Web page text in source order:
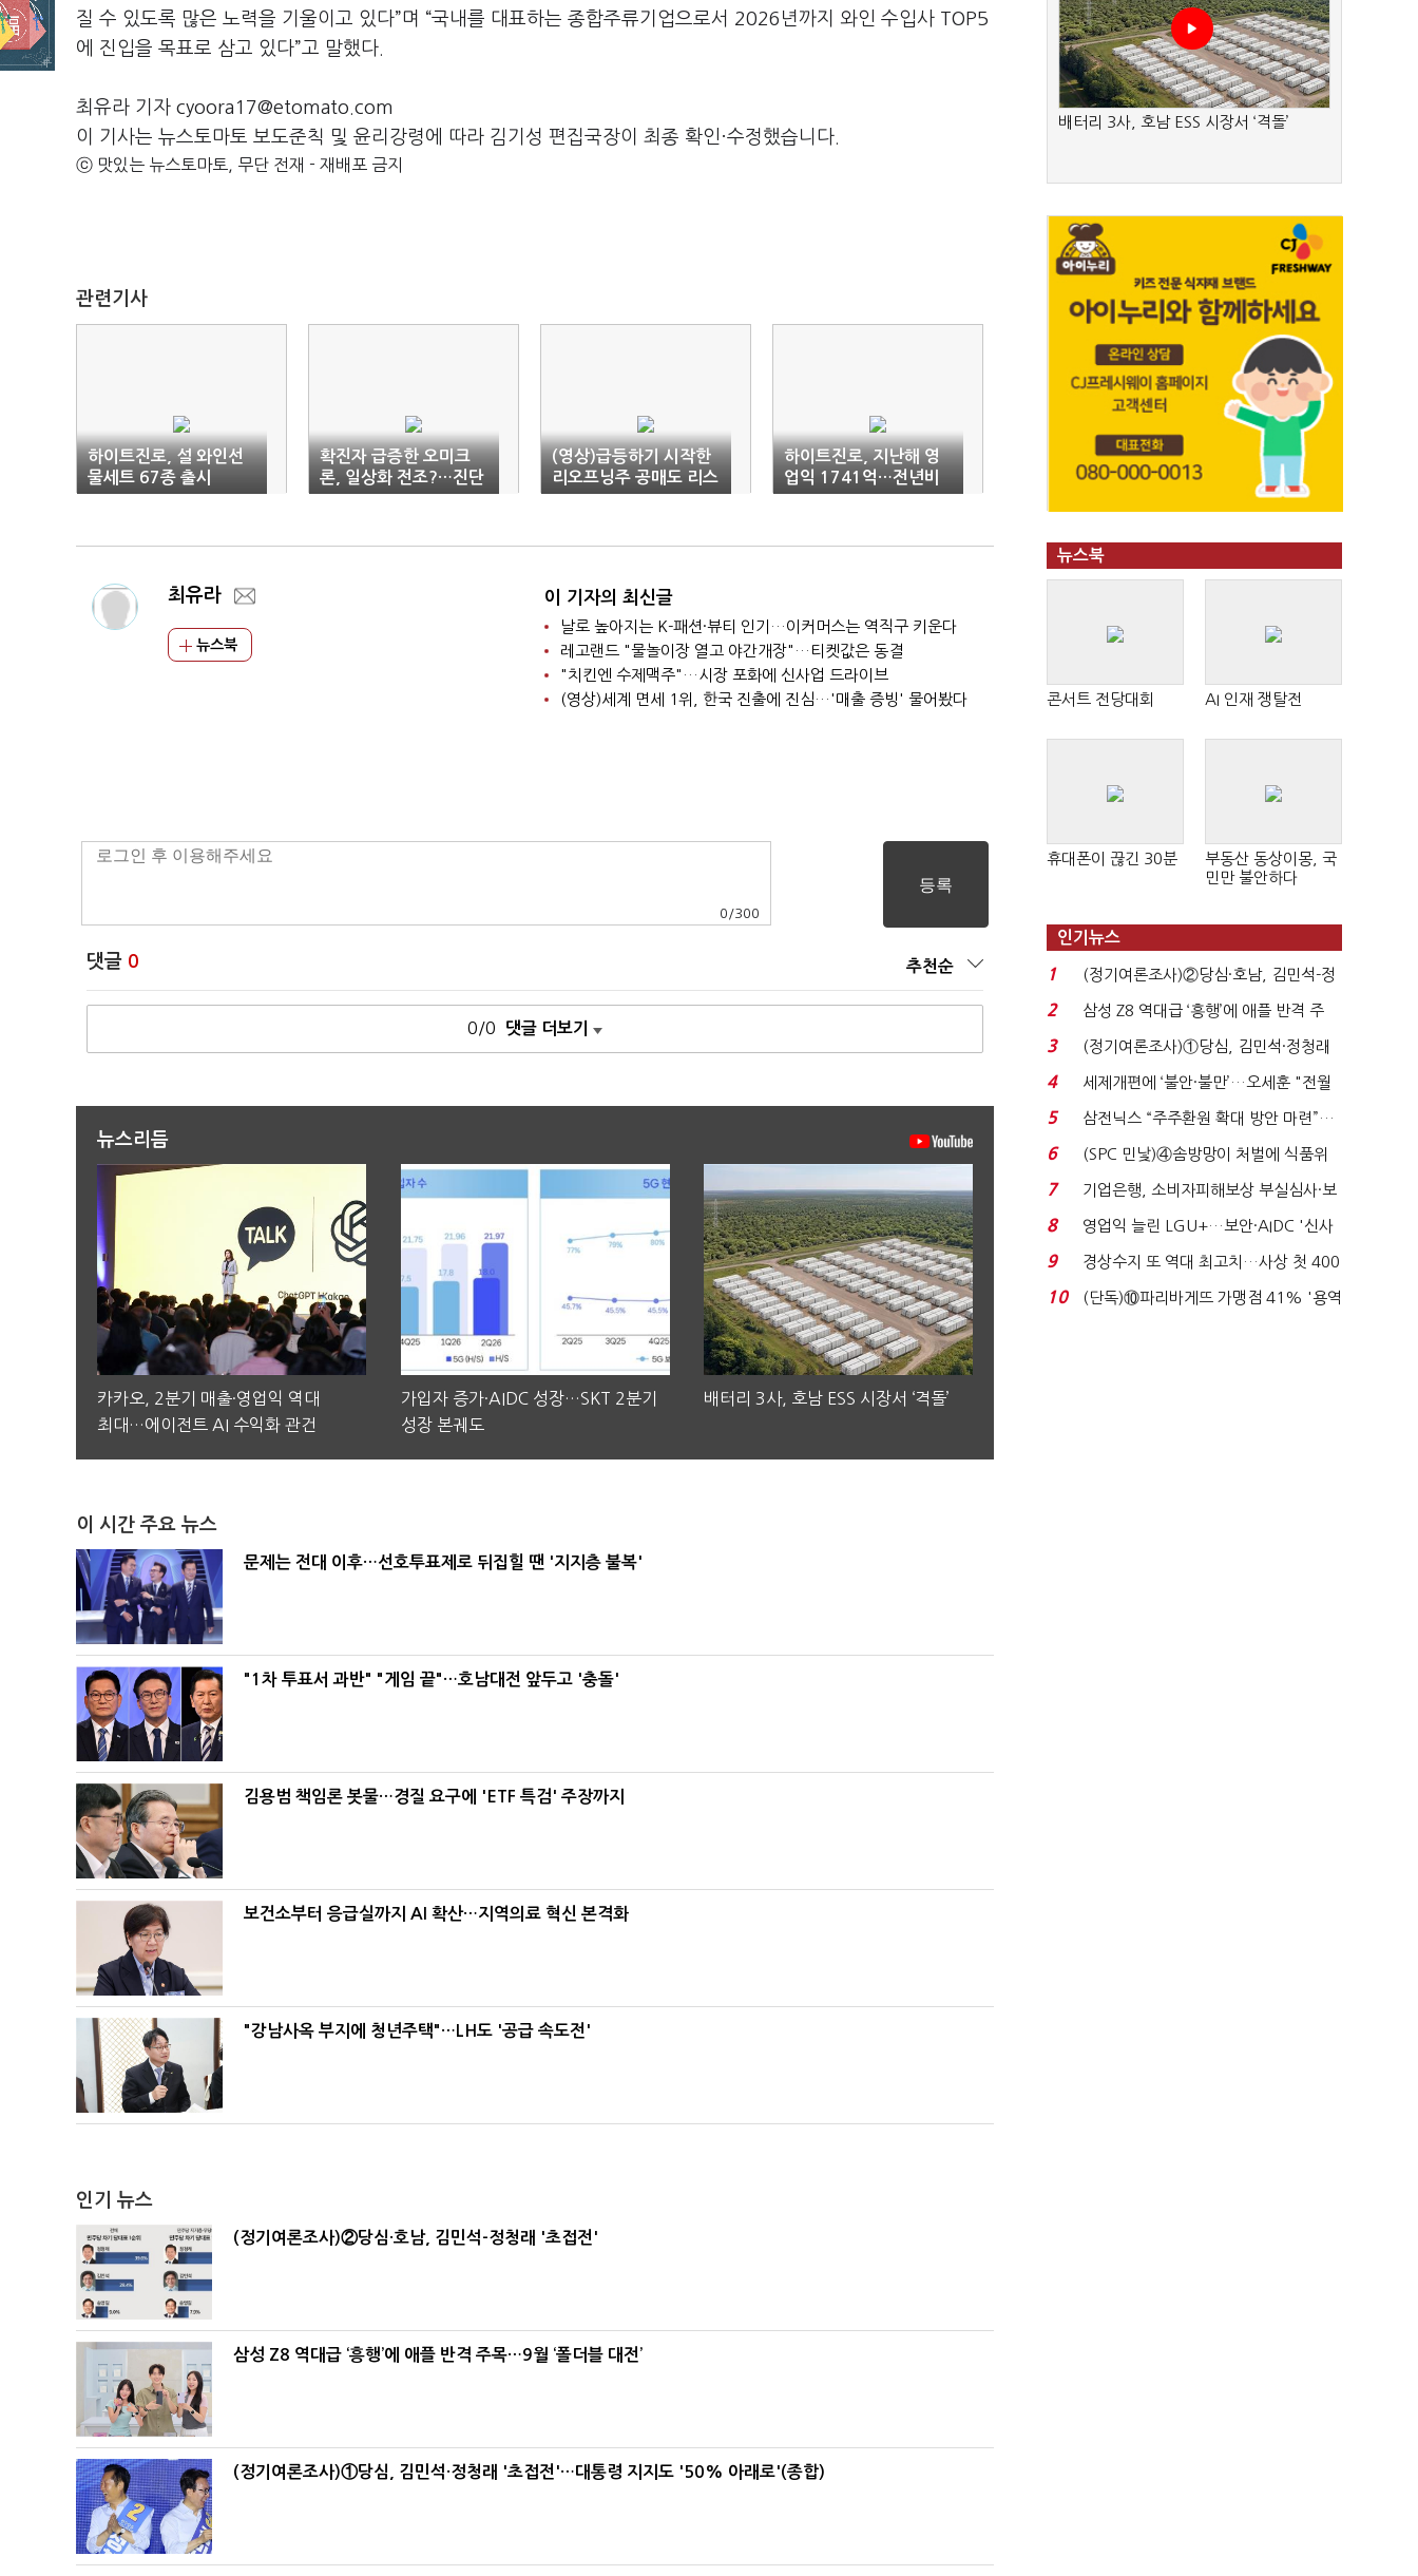
질 수 있도록 많은 노력을 기울이고 있다”며 “국내를 대표하는 종합주류기업으로서 2026년까지 와인 수입사 TOP5
에 진입을 목표로 삼고 있다”고 말했다.
최유라 기자 cyoora17@etomato.com
이 기사는 뉴스토마토 보도준칙 및 윤리강령에 따라 김기성 편집국장이 최종 확인·수정했습니다.
ⓒ 맛있는 뉴스토마토, 무단 전재 - 재배포 금지
관련기사
하이트진로, 설 와인선
물세트 67종 출시
확진자 급증한 오미크
론, 일상화 전조?…진단
키트·리오프닝 테마주
(영상)급등하기 시작한
리오프닝주 공매도 리스
크 주의보…옥석가리기
하이트진로, 지난해 영
업익 1741억…전년비
12.3%↓
최유라
뉴스북
이 기자의 최신글
날로 높아지는 K-패션·뷰티 인기…이커머스는 역직구 키운다
레고랜드 "물놀이장 열고 야간개장"…티켓값은 동결
"치킨엔 수제맥주"…시장 포화에 신사업 드라이브
(영상)세계 면세 1위, 한국 진출에 진심…'매출 증빙' 물어봤다
0 /300
댓글 0 추천순
0/0 댓글 더보기
뉴스리듬
카카오, 2분기 매출·영업익 역대
최대…에이전트 AI 수익화 관건
가입자 증가·AIDC 성장…SKT 2분기
성장 본궤도
배터리 3사, 호남 ESS 시장서 ‘격돌’
이 시간 주요 뉴스
문제는 전대 이후…선호투표제로 뒤집힐 땐 '지지층 불복'
"1차 투표서 과반" "게임 끝"…호남대전 앞두고 '충돌'
김용범 책임론 봇물…경질 요구에 'ETF 특검' 주장까지
보건소부터 응급실까지 AI 확산…지역의료 혁신 본격화
"강남사옥 부지에 청년주택"…LH도 '공급 속도전'
인기 뉴스
(정기여론조사)②당심·호남, 김민석-정청래 '초접전'
삼성 Z8 역대급 ‘흥행’에 애플 반격 주목…9월 ‘폴더블 대전’
(정기여론조사)①당심, 김민석·정청래 '초접전'…대통령 지지도 '50% 아래로'(종합)
배터리 3사, 호남 ESS 시장서 ‘격돌’
뉴스북
콘서트 전당대회 AI 인재 쟁탈전
휴대폰이 끊긴 30분
부동산 동상이몽, 국
민만 불안하다
인기뉴스
1
(정기여론조사)②당심·호남, 김민석-정
청래 '초접전'...
2
삼성 Z8 역대급 ‘흥행’에 애플 반격 주
목…9월 ‘폴...
3
(정기여론조사)①당심, 김민석·정청래
'초접전'…대통령 ...
4
세제개편에 ‘불안·불만’…오세훈 "전월
세 구하기 더 ...
5
삼전닉스 “주주환원 확대 방안 마련”…
로이터에 성명...
6
(SPC 민낯)④솜방망이 처벌에 식품위
생법 위반 반복...
7
기업은행, 소비자피해보상 부실심사·보
이스피싱 공시 ...
8
영업익 늘린 LGU+…보안·AIDC '신사
업 드라이브'...
9
경상수지 또 역대 최고치…사상 첫 400
억달러에 '3% 성...
10
(단독)⑩파리바게뜨 가맹점 41% '용역